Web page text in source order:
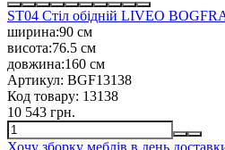
ST04 Стіл обідній LIVEO
ширина:90 см
висота:76.5 см
довжина:160 см
Артикул: BGF13138
Код товару: 13138
10 543 грн.
Хочу зборку меблів в день